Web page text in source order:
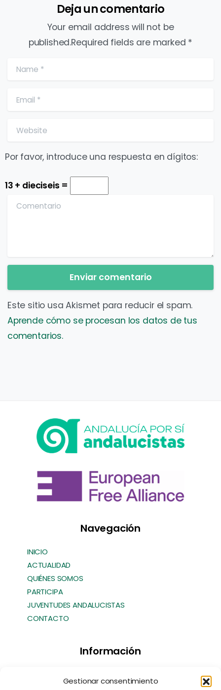
Gestionar consentimiento
Deja un comentario
Your email address will not be
published.Required fields are marked *
Name*
Email*
Website
Por favor, introduce una respuesta en dígitos:
13 + dieciseis =
Comentario
Este sitio usa Akismet para reducir el spam.
Aprende cómo se procesan los datos de tus
comentarios.
Navegación
INICIO
ACTUALIDAD
QUIÉNES SOMOS
PARTICIPA
JUVENTUDES ANDALUCISTAS
CONTACTO
Información